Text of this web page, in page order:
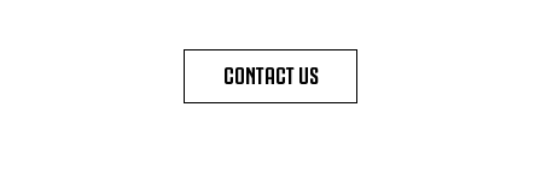
CONTACT US